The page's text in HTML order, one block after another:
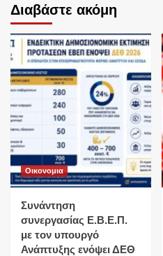
Διαβάστε ακόμη
Οικονομια
Συνάντηση
συνεργασίας Ε.Β.Ε.Π.
με τον υπουργό
Ανάπτυξης ενόψει ΔΕΘ